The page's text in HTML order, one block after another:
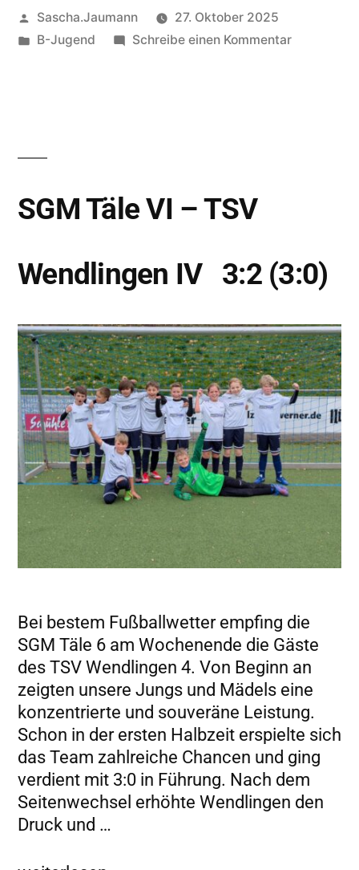
Sascha.Jaumann
27. Oktober 2025
B-Jugend
Schreibe einen Kommentar
SGM Täle VI – TSV
Wendlingen IV 3:2 (3:0)
Bei bestem Fußballwetter empfing die
SGM Täle 6 am Wochenende die Gäste
des TSV Wendlingen 4. Von Beginn an
zeigten unsere Jungs und Mädels eine
konzentrierte und souveräne Leistung.
Schon in der ersten Halbzeit erspielte sich
das Team zahlreiche Chancen und ging
verdient mit 3:0 in Führung. Nach dem
Seitenwechsel erhöhte Wendlingen den
Druck und …
Website mitteilen,
erhöhen Sie die
Wahrscheinlichkeit,